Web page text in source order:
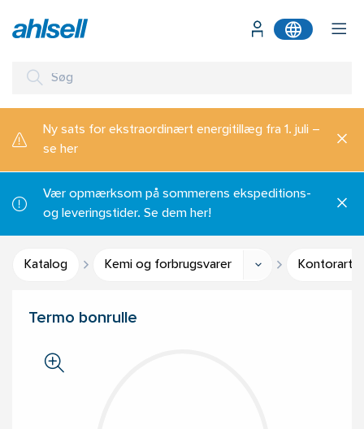
Ny sats for ekstraordinært energitillæg fra 1. juli –
se her
Vær opmærksom på sommerens ekspeditions-
og leveringstider. Se dem her!
Katalog Kemi og forbrugsvarer
Termo bonrulle